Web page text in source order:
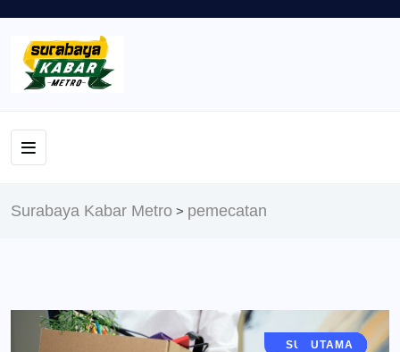
Surabaya Kabar Metro > pemecatan
BERITA
JAWA TIMUR
SURABAYA
UTAMA